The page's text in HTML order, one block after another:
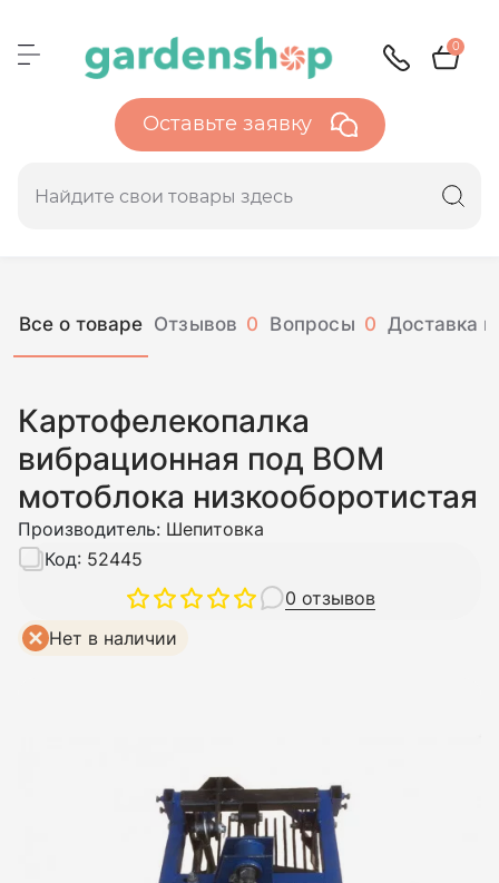
0
Оставьте заявку
Все о товаре Отзывов 0 Вопросы 0 Доставка и
Картофелекопалка
вибрационная под ВОМ
мотоблока низкооборотистая
Производитель: Шепитовка
0 отзывов
Код: 52445
Нет в наличии